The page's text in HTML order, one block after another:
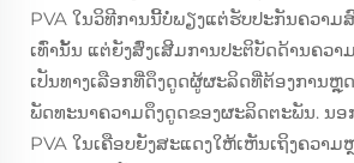
PVA ໃນວິທີການນີ້ບໍ່ພຽງແຕ່ຮັບປະກັນຄວາ
ເທົ່ານັ້ນ ແຕ່ຍັງສົ່ງເສີມການປະຕິບັດດ້ານຄວາ
ເປັນທາງເລືອກທີ່ດຶງດູດຜູ້ຜະລິດທີ່ຕ້ອງການຫຼຸ
ພັດທະນາຄວາມດຶງດູດຂອງຜະລິດຕະພັນ. ນອ
PVA ໃນເຄືອບຍັງສະແດງໃຫ້ເຫັນເຖິງຄວາ